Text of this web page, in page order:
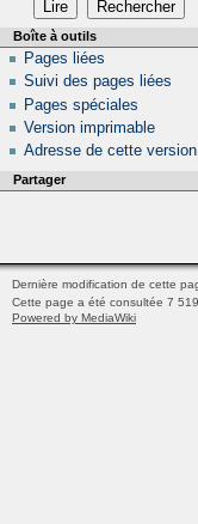
Boîte à outils
Pages liées
Suivi des pages liées
Pages spéciales
Version imprimable
Adresse de cette version
Partager
Dernière modification de cette
Cette page a été consultée 7 519
Powered by MediaWiki